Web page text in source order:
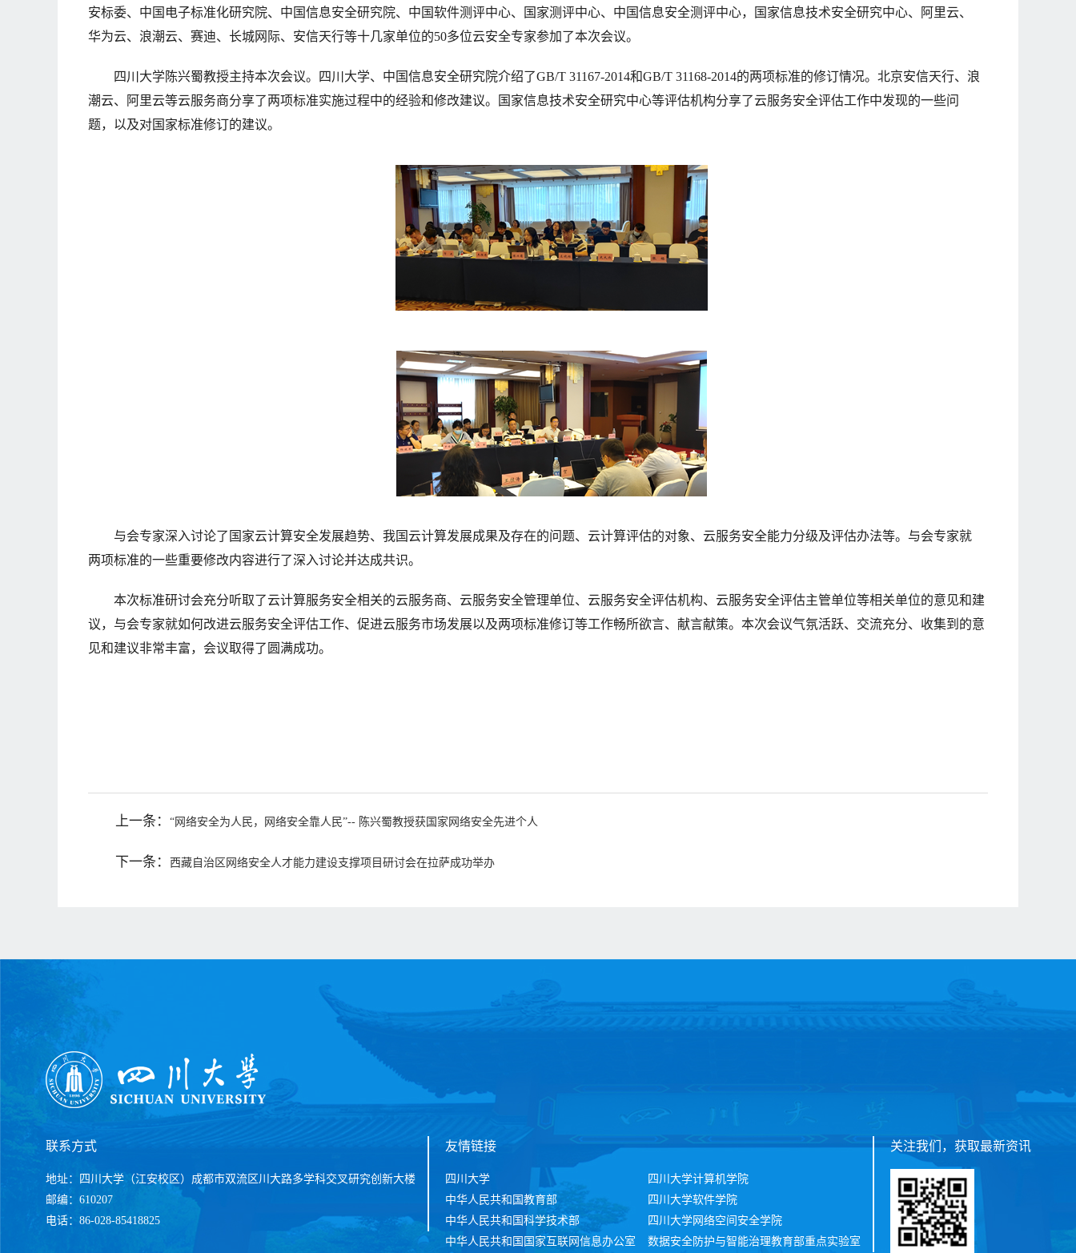
安标委、中国电子标准化研究院、中国信息安全研究院、中国软件测评中心、国家测评中心、中国信息安全测评中心，国家信息技术安全研究中心、阿里云、
华为云、浪潮云、赛迪、长城网际、安信天行等十几家单位的50多位云安全专家参加了本次会议。
四川大学陈兴蜀教授主持本次会议。四川大学、中国信息安全研究院介绍了GB/T 31167-2014和GB/T 31168-2014的两项标准的修订情况。北京安信天行、浪
潮云、阿里云等云服务商分享了两项标准实施过程中的经验和修改建议。国家信息技术安全研究中心等评估机构分享了云服务安全评估工作中发现的一些问
题，以及对国家标准修订的建议。
与会专家深入讨论了国家云计算安全发展趋势、我国云计算发展成果及存在的问题、云计算评估的对象、云服务安全能力分级及评估办法等。与会专家就
两项标准的一些重要修改内容进行了深入讨论并达成共识。
本次标准研讨会充分听取了云计算服务安全相关的云服务商、云服务安全管理单位、云服务安全评估机构、云服务安全评估主管单位等相关单位的意见和建
议，与会专家就如何改进云服务安全评估工作、促进云服务市场发展以及两项标准修订等工作畅所欲言、献言献策。本次会议气氛活跃、交流充分、收集到的意
见和建议非常丰富，会议取得了圆满成功。
上一条： “网络安全为人民，网络安全靠人民”-- 陈兴蜀教授获国家网络安全先进个人
下一条： 西藏自治区网络安全人才能力建设支撑项目研讨会在拉萨成功举办
联系方式
地址：四川大学（江安校区）成都市双流区川大路多学科交叉研究创新大楼
邮编：610207
电话：86-028-85418825
友情链接
四川大学
中华人民共和国教育部
中华人民共和国科学技术部
中华人民共和国国家互联网信息办公室
四川大学计算机学院
四川大学软件学院
四川大学网络空间安全学院
数据安全防护与智能治理教育部重点实验室
关注我们，获取最新资讯